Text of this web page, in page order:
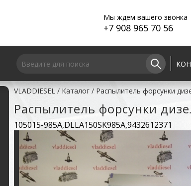
Мы ждем вашего звонка
+7 908 965 70 56
VLADDIESEL/Каталог /Распылитель форсунки
Распылитель форсунки
105015-985A,DLLA150SK985A,9432612371